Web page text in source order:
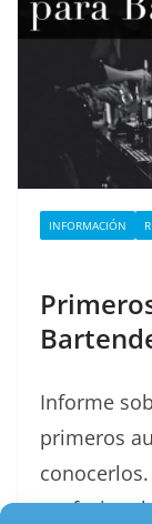
INFORMACIÓN
Informe
primeros